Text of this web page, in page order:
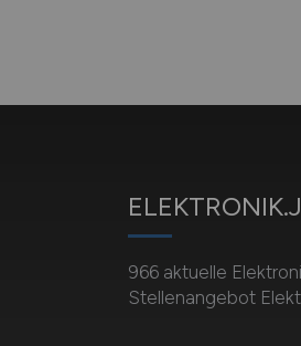
966 aktuelle
Stellenangebot